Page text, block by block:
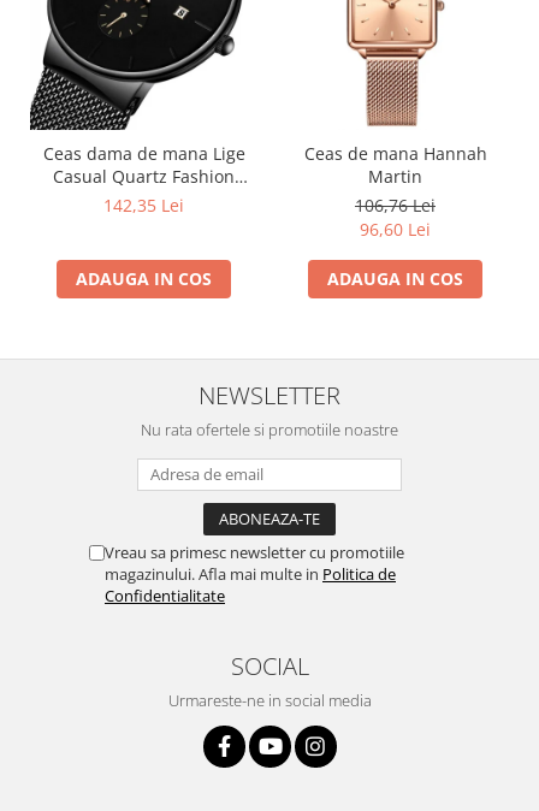
Ceas dama de mana Lige
Casual Quartz Fashion
Analog Negru
142,35 Lei
ADAUGA IN COS
Ceas de mana Hannah
Martin
106,76 Lei
96,60 Lei
ADAUGA IN COS
NEWSLETTER
Nu rata ofertele si promotiile noastre
Vreau sa primesc newsletter cu promotiile
magazinului. Afla mai multe in Politica de
Confidentialitate
SOCIAL
Urmareste-ne in social media